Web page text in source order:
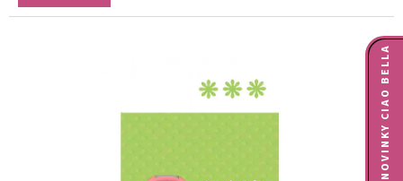
NOVINKY CIAO BELLA